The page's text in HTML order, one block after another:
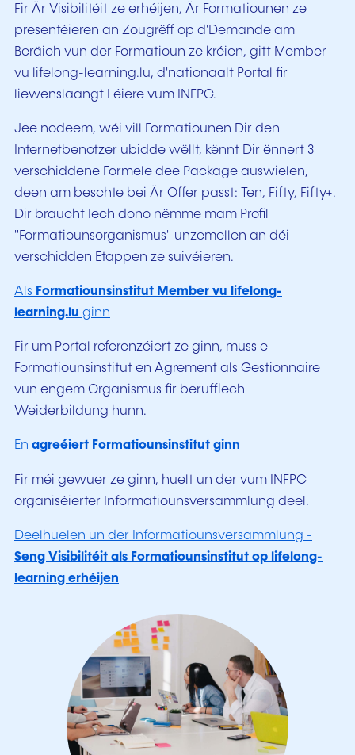
Fir Är Visibilitéit ze erhéijen, Är Formatiounen ze
presentéieren an Zougrëff op d'Demande am
Beräich vun der Formatioun ze kréien, gitt Member
vu lifelong-learning.lu, d'nationaalt Portal fir
liewenslaangt Léiere vum INFPC.
Jee nodeem, wéi vill Formatiounen Dir den
Internetbenotzer ubidde wëllt, kënnt Dir ënnert 3
verschiddene Formele dee Package auswielen,
deen am beschte bei Är Offer passt:
Ten, Fifty, Fifty+.
Dir braucht Iech dono nëmme mam Profil
"Formatiounsorganismus" unzemellen an déi
verschidden Etappen ze suivéieren.
Als Formatiounsinstitut Member vu lifelong-
learning.lu ginn
Fir um Portal referenzéiert ze ginn, muss e
Formatiounsinstitut en Agrement als Gestionnaire
vun engem Organismus fir berufflech
Weiderbildung hunn.
En agreéiert Formatiounsinstitut ginn
Fir méi gewuer ze ginn, huelt un der vum INFPC
organiséierter Informatiounsversammlung deel.
Deelhuelen un der Informatiounsversammlung -
Seng Visibilitéit als Formatiounsinstitut op lifelong-
learning erhéijen